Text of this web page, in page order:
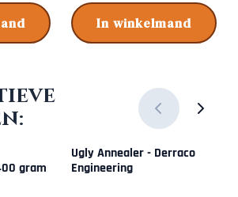
In winkelmand
gram
Ugly Annealer - Derraco
Engineering